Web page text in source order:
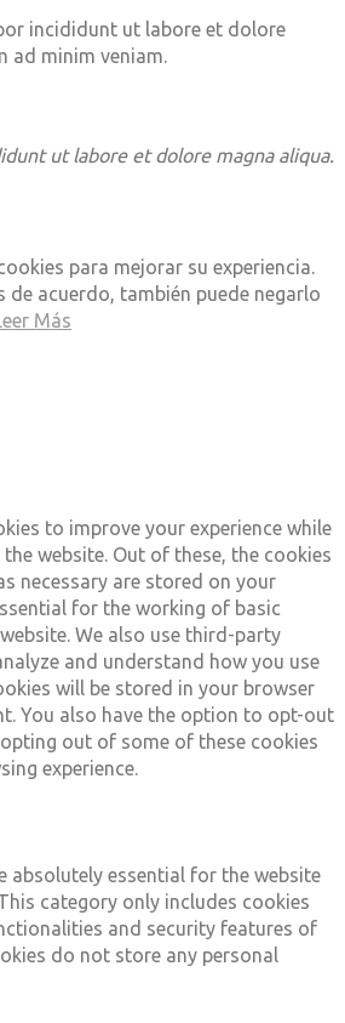
incididunt ut labore et dolore
ad minim veniam.
ut labore et dolore magna aliqua.
para mejorar su experiencia.
de acuerdo, también puede negarlo
Más
to improve your experience while
website. Out of these, the cookies
necessary are stored on your
for the working of basic
We also use third-party
and understand how you use
will be stored in your browser
You also have the option to opt-out
out of some of these cookies
experience.
absolutely essential for the website
category only includes cookies
and security features of
do not store any personal